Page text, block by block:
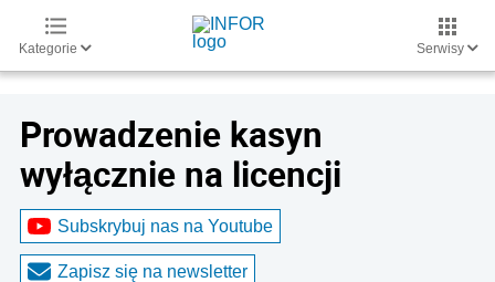
Kategorie Serwisy
Prowadzenie kasyn
wyłącznie na licencji
Subskrybuj nas na Youtube
Zapisz się na newsletter